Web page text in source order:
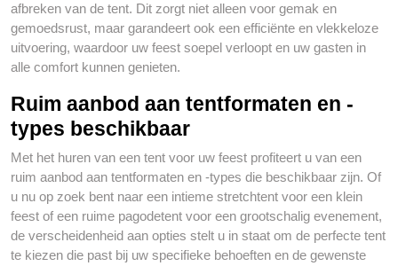
afbreken van de tent. Dit zorgt niet alleen voor gemak en
gemoedsrust, maar garandeert ook een efficiënte en vlekkeloze
uitvoering, waardoor uw feest soepel verloopt en uw gasten in
alle comfort kunnen genieten.
Ruim aanbod aan tentformaten en -
types beschikbaar
Met het huren van een tent voor uw feest profiteert u van een
ruim aanbod aan tentformaten en -types die beschikbaar zijn. Of
u nu op zoek bent naar een intieme stretchtent voor een klein
feest of een ruime pagodetent voor een grootschalig evenement,
de verscheidenheid aan opties stelt u in staat om de perfecte tent
te kiezen die past bij uw specifieke behoeften en de gewenste